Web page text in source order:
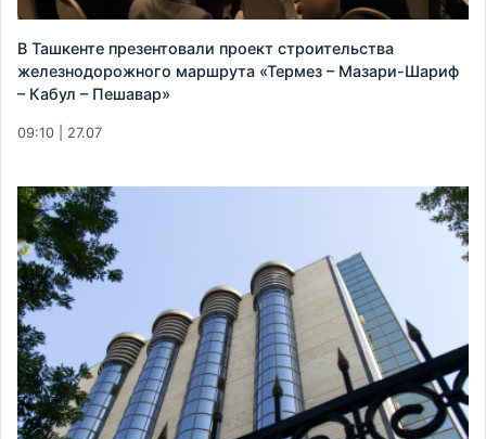
В Ташкенте презентовали проект строительства
железнодорожного маршрута «Термез – Мазари-Шариф
– Кабул – Пешавар»
09:10 | 27.07